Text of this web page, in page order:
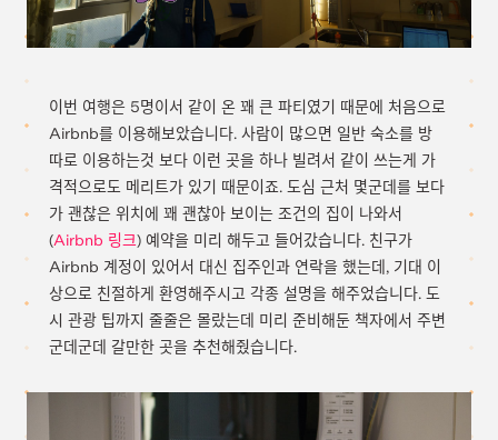
이번 여행은 5명이서 같이 온 꽤 큰 파티였기 때문에 처음으로
Airbnb를 이용해보았습니다. 사람이 많으면 일반 숙소를 방
따로 이용하는것 보다 이런 곳을 하나 빌려서 같이 쓰는게 가
격적으로도 메리트가 있기 때문이죠. 도심 근처 몇군데를 보다
가 괜찮은 위치에 꽤 괜찮아 보이는 조건의 집이 나와서
(Airbnb 링크) 예약을 미리 해두고 들어갔습니다. 친구가
Airbnb 계정이 있어서 대신 집주인과 연락을 했는데, 기대 이
상으로 친절하게 환영해주시고 각종 설명을 해주었습니다. 도
시 관광 팁까지 줄줄은 몰랐는데 미리 준비해둔 책자에서 주변
군데군데 갈만한 곳을 추천해줬습니다.